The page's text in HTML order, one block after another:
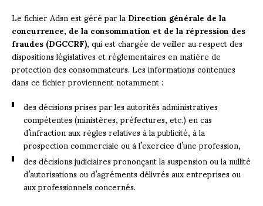
Le fichier Adsn est géré par laDirection générale de la
concurrence, de la consommation et de la répression des
fraudes (DGCCRF), qui est chargée de veiller au respect des
dispositions législatives et réglementaires en matière de
protection des consommateurs. Les informations contenues
dans ce fichier proviennent notamment :
des décisions prises par les autorités administratives
compétentes (ministères, préfectures, etc.) en cas
d’infraction aux règles relatives à la publicité, à la
prospection commerciale ou à l’exercice d’une profession,
des décisions judiciaires prononçant la suspension ou la nullité
d’autorisations ou d’agréments délivrés aux entreprises ou
aux professionnels concernés.